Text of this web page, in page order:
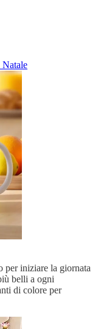
per iniziare la giornata
belli a ogni
di colore per